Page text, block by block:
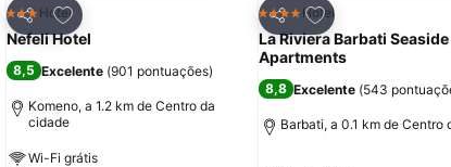
Partilhar
Adicionar aos favoritos
3 Estrelas
Hotel
Nefeli Hotel
8,5 Excelente (901 pontuações)
Komeno, a 1.2 km de Centro da
cidade
Wi-Fi grátis
Partilhar
Adicionar aos
4 EstrelasHotel
La Riviera Barbati Seaside
Apartments
8,8 Excelente (543
Barbati, a 0.1 km de Centro